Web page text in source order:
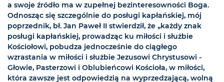
a swoje źródło ma w zupełnej bezinteresowności Boga.
Odnosząc się szczególnie do posługi kapłańskiej, mój
poprzednik, bł. Jan Paweł II stwierdził, że „każdy znak
posługi kapłańskiej, prowadząc ku miłości i służbie
Kościołowi, pobudza jednocześnie do ciągłego
wzrastania w miłości i służbie Jezusowi Chrystusowi -
Głowie, Pasterzowi i Oblubieńcowi Kościoła, w miłości,
która zawsze jest odpowiedzią na wyprzedzającą, wolną